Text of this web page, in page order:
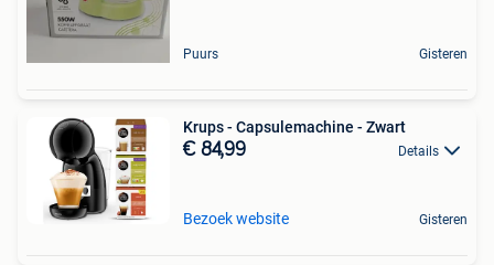
Puurs Gisteren
Krups - Capsulemachine - Zwart
€ 84,99 Details
Bezoek website Gisteren